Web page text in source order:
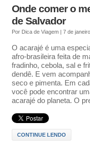
Onde comer o
de Salvador
Por Dica de Viagem| 7 de
O acarajé é uma
afro-brasileira feita de
fradinho, cebola, sal e
dendê. E vem
seco e pimenta. Em
você pode encontrar
acarajé do planeta. O
CONTINUE LENDO